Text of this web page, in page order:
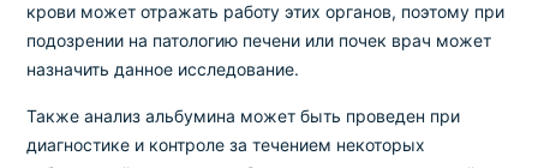
крови может отражать работу этих органов, поэтому при
подозрении на патологию печени или почек врач может
назначить данное исследование.
Также анализ альбумина может быть проведен при
диагностике и контроле за течением некоторых